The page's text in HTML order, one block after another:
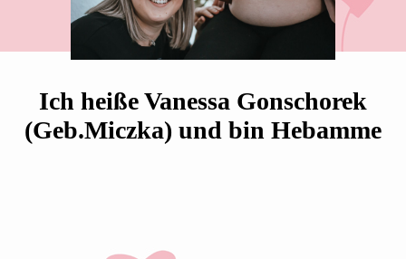
Ich heiße Vanessa Gonschorek
(Geb.Miczka) und bin Hebamme